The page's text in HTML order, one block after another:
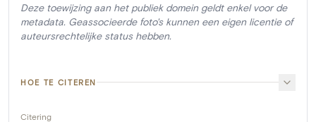
Deze toewijzing aan het publiek domein geldt enkel voor de
metadata. Geassocieerde foto's kunnen een eigen licentie of
auteursrechtelijke status hebben.
HOE TE CITEREN
Citering